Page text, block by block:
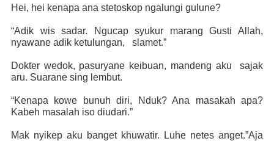
Hei, hei kenapa ana stetoskop ngalungi gulune?
“Adik wis sadar. Ngucap syukur marang Gusti Allah,
nyawane adik ketulungan,
slamet.”
Dokter wedok, pasuryane keibuan, mandeng aku
sajak
aru. Suarane sing lembut.
“Kenapa kowe bunuh diri, Nduk? Ana masakah apa?
Kabeh masalah iso diudari.”
Mak nyikep aku banget khuwatir. Luhe netes anget.”Aja